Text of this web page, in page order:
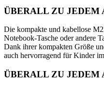
ÜBERALL ZU JEDEM
Die kompakte und kabellose
Notebook-Tasche oder andere
Dank ihrer kompakten Größe
auch hervorragend für Kinder
ÜBERALL ZU JEDEM